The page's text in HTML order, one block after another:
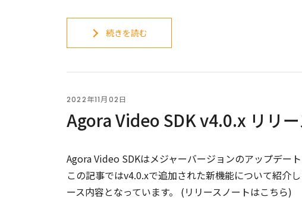
続きを読む
2022年11月02日
Agora Video SDK v4.0.x リリ
Agora Video SDKはメジャーバージョンのアップデー
この記事ではv4.0.xで追加された新機能について紹介
ース内容となっています。 (リリースノートはこちら)